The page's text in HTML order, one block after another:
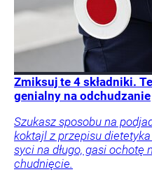
Zmiksuj te 4 składniki.
genialny na odchudzanie
Szukasz sposobu na
koktajl z przepisu
syci na długo, gasi ochotę
chudnięcie.